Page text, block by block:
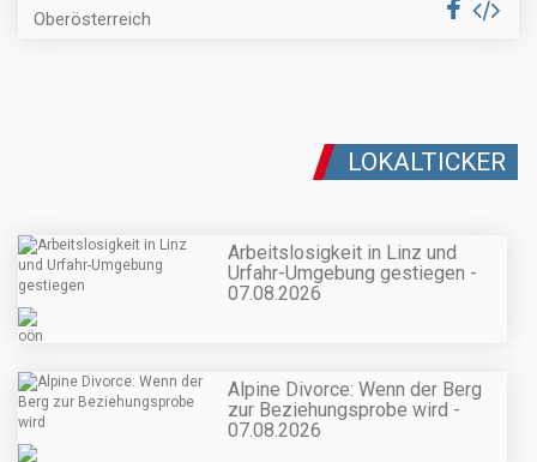
Oberösterreich
LOKALTICKER
Arbeitslosigkeit in Linz und
Urfahr-Umgebung gestiegen -
07.08.2026
Alpine Divorce: Wenn der Berg
zur Beziehungsprobe wird -
07.08.2026